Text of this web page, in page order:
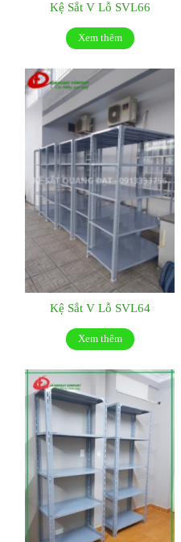
Kệ Sắt V Lỗ SVL66
Xem thêm
Kệ Sắt V Lỗ SVL64
Xem thêm